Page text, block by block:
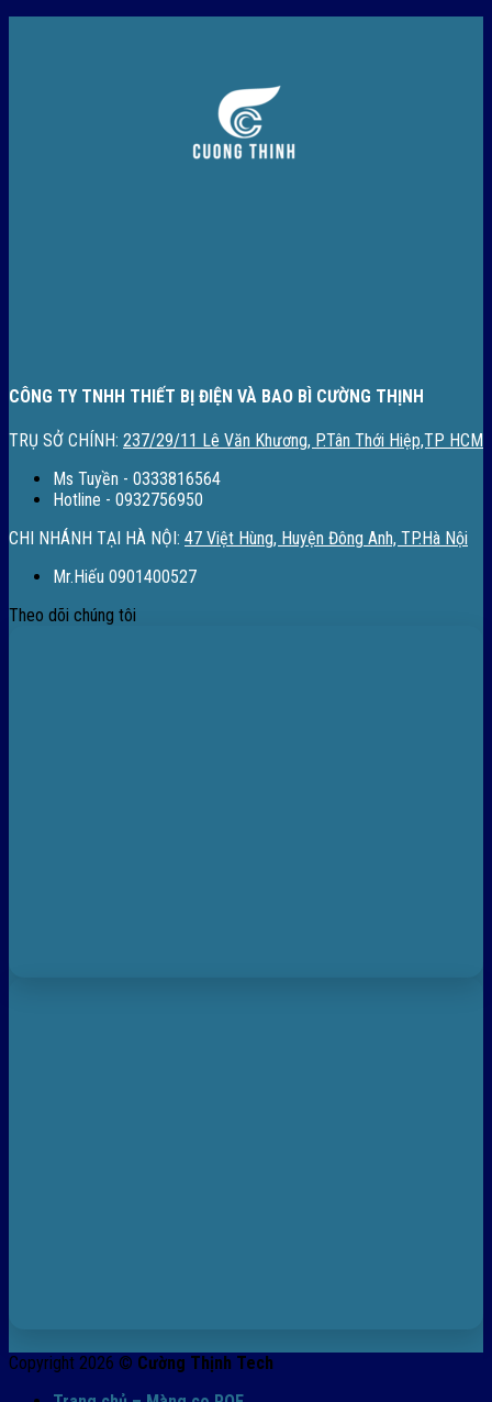
CÔNG TY TNHH THIẾT BỊ ĐIỆN VÀ BAO BÌ CƯỜNG THỊNH
TRỤ SỞ CHÍNH: 237/29/11 Lê Văn Khương, P.Tân Thới Hiệp,TP HCM
Ms Tuyền - 0333816564
Hotline - 0932756950
CHI NHÁNH TẠI HÀ NỘI: 47 Việt Hùng, Huyện Đông Anh, TP.Hà Nội
Mr.Hiếu 0901400527
Theo dõi chúng tôi
Copyright 2026 © Cường Thịnh Tech